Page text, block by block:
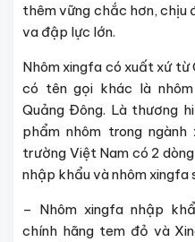
thêm vững chắc hơn, chịu
va đập lực lớn.
Nhôm xingfa có xuất xứ từ
có tên gọi khác là
Quảng Đông. Là thương
phẩm nhôm trong
trường Việt Nam có 2
nhập khẩu và nhôm xingfa
– Nhôm xingfa nhập
chính hãng tem đỏ và